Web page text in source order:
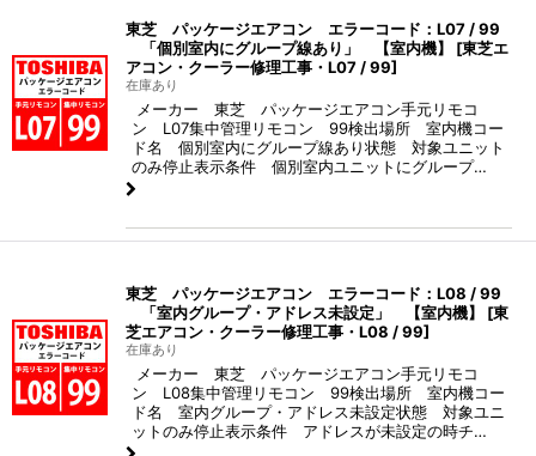
東芝 パッケージエアコン エラーコード：L07 / 99
「個別室内にグループ線あり」 【室内機】
[東芝エ
アコン・クーラー修理工事・L07 / 99]
在庫あり
メーカー 東芝 パッケージエアコン手元リモコ
ン L07集中管理リモコン 99検出場所 室内機コー
ド名 個別室内にグループ線あり状態 対象ユニット
のみ停止表示条件 個別室内ユニットにグループ…
東芝 パッケージエアコン エラーコード：L08 / 99
「室内グループ・アドレス未設定」 【室内機】
[東
芝エアコン・クーラー修理工事・L08 / 99]
在庫あり
メーカー 東芝 パッケージエアコン手元リモコ
ン L08集中管理リモコン 99検出場所 室内機コー
ド名 室内グループ・アドレス未設定状態 対象ユニ
ットのみ停止表示条件 アドレスが未設定の時チ…